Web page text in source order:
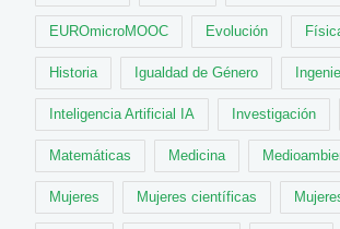
EUROmicroMOOC Evolución
Historia Igualdad de Género
Inteligencia Artificial IA Investigación
Matemáticas Medicina
Mujeres Mujeres científicas